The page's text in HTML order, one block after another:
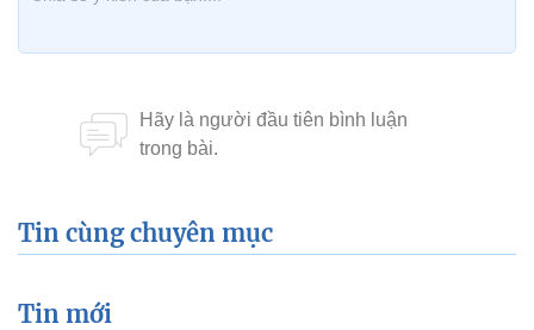
Tin cùng chuyên mục
Tin mới